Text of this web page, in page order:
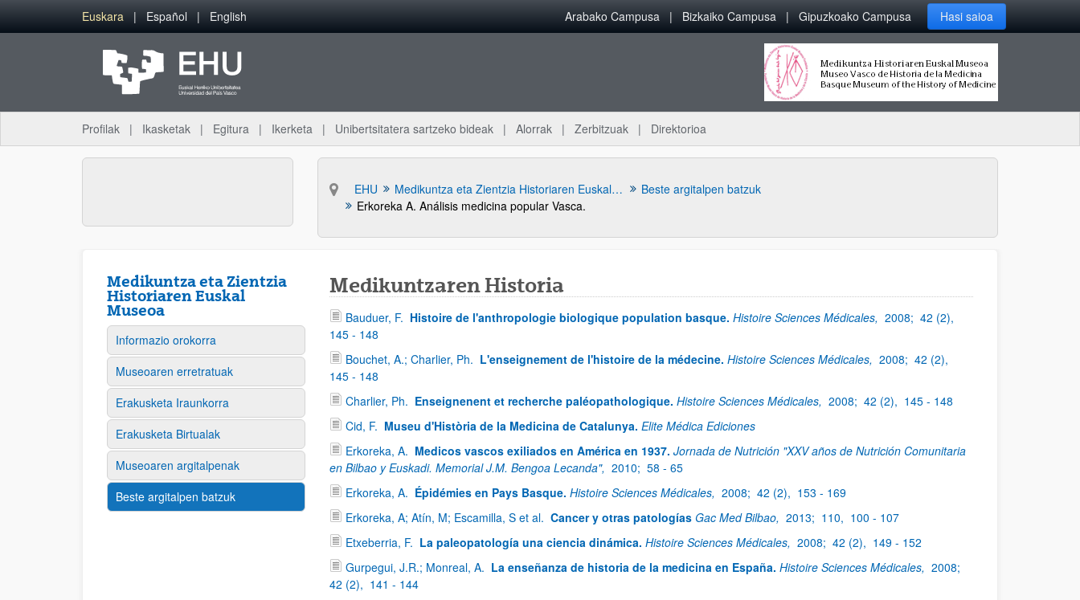
Eduki nagusira joan
Euskara Español English Arabako Campusa Bizkaiko Campusa Gipuzkoako Campusa Hasi saioa
Profilak Ikasketak Egitura Ikerketa Unibertsitatera sartzeko bideak Alorrak Zerbitzuak Direktorioa
EHU Medikuntza eta Zientzia Historiaren Euskal Museoa
Beste argitalpen batzuk
Erkoreka A. Análisis medicina popular Vasca.
Medikuntza eta Zientzia
Historiaren Euskal
Museoa
Informazio orokorra
Museoaren erretratuak
Erakusketa Iraunkorra
Erakusketa Birtualak
Museoaren argitalpenak
Beste argitalpen batzuk
Medikuntzaren Historia
Bauduer, F. Histoire de l'anthropologie biologique population basque. Histoire Sciences Médicales, 2008; 42 (2),
145 - 148
Bouchet, A.; Charlier, Ph. L'enseignement de l'histoire de la médecine. Histoire Sciences Médicales, 2008; 42 (2),
145 - 148
Charlier, Ph. Enseignenent et recherche paléopathologique. Histoire Sciences Médicales, 2008; 42 (2), 145 - 148
Cid, F. Museu d'Història de la Medicina de Catalunya. Elite Médica Ediciones
Erkoreka, A. Medicos vascos exiliados en América en 1937. Jornada de Nutrición "XXV años de Nutrición Comunitaria
en Bilbao y Euskadi. Memorial J.M. Bengoa Lecanda", 2010; 58 - 65
Erkoreka, A. Épidémies en Pays Basque. Histoire Sciences Médicales, 2008; 42 (2), 153 - 169
Erkoreka, A; Atín, M; Escamilla, S et al. Cancer y otras patologías Gac Med Bilbao, 2013; 110, 100 - 107
Etxeberria, F. La paleopatología una ciencia dinámica. Histoire Sciences Médicales, 2008; 42 (2), 149 - 152
Gurpegui, J.R.; Monreal, A. La enseñanza de historia de la medicina en España. Histoire Sciences Médicales, 2008;
42 (2), 141 - 144